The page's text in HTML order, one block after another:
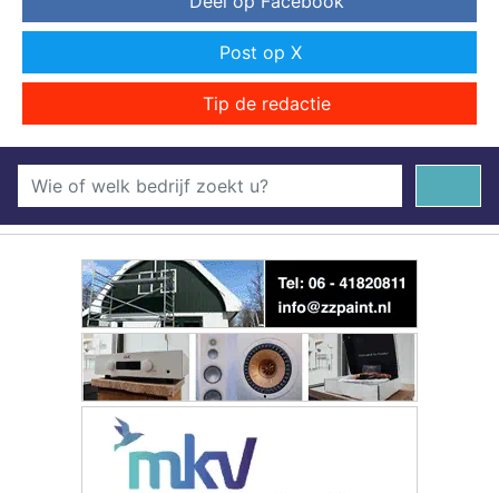
Post op X
Tip de redactie